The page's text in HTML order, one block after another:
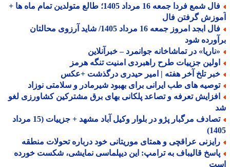
فال شمع فردا جمعه 16 مرداد 1405؛ طالع متولدین تمام ماه ها +
گرفتن فال
فال ابجد امروز جمعه 16 مرداد 1405/ شاید آرزوی محالتان
شود
در تماشاخانه جوانمرد – خبرآنلاین
جزییات طرح راهبردی امنیت تنگه هرمز
تلخ آخر هفته | امیر حیدری درگذشت +عکس
های طب ایرانی برای بهبود شیرمادر و سلامتی نوزاد
تعرفه و تصاعد پلکانی بهای برق مشترکین کشاورزی لغو
تصادف مرگبار پژو در بلوار وکیل آباد مشهد + جزییات (15 مرداد
عراقچی و همتای موریتانی خود درباره تحولات منطقه
قالیباف به ترامپ: این دیپلماسی نمایشی، شکست خورده